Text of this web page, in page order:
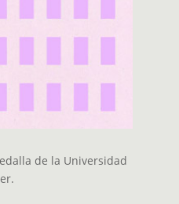
de la Universidad